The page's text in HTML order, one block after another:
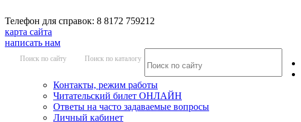
Телефон для справок: 8 8172 759212
карта сайта
написать нам
Поиск по сайту Поиск по каталогу
Контакты, режим работы
Читательский билет ОНЛАЙН
Ответы на часто задаваемые вопросы
Личный кабинет